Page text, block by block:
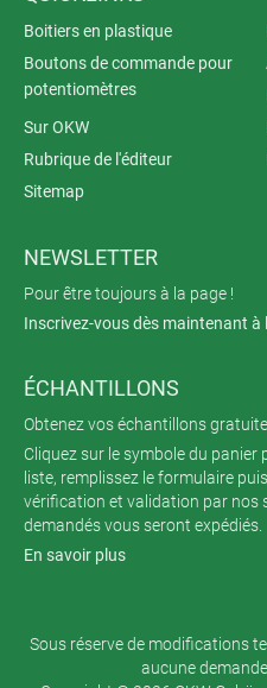
Boitiers en plastique
Boutons de commande pour
potentiomètres
Sur OKW
Rubrique de l'éditeur
Sitemap
NEWSLETTER
Pour être toujours à la page !
Inscrivez-vous dès maintenant à
ÉCHANTILLONS
Obtenez vos échantillons
Cliquez sur le symbole du
liste, remplissez le formulaire
vérification et validation par nos
demandés vous seront expédiés.
En savoir plus
Sous réserve de modifications
aucune